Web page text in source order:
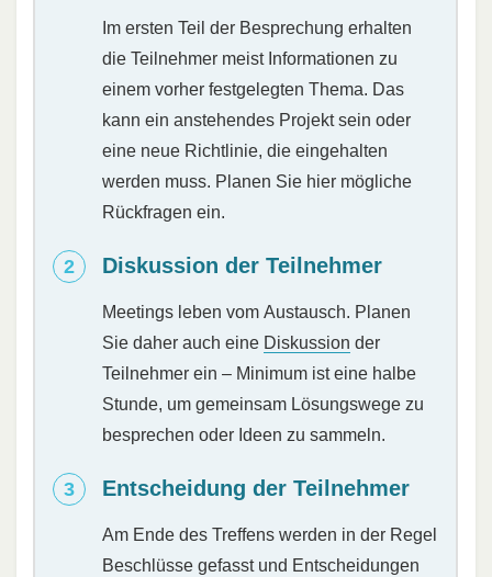
Im ersten Teil der Besprechung erhalten
die Teilnehmer meist Informationen zu
einem vorher festgelegten Thema. Das
kann ein anstehendes Projekt sein oder
eine neue Richtlinie, die eingehalten
werden muss. Planen Sie hier mögliche
Rückfragen ein.
Diskussion der Teilnehmer
Meetings leben vom Austausch. Planen
Sie daher auch eine Diskussion der
Teilnehmer ein – Minimum ist eine halbe
Stunde, um gemeinsam Lösungswege zu
besprechen oder Ideen zu sammeln.
Entscheidung der Teilnehmer
Am Ende des Treffens werden in der Regel
Beschlüsse gefasst und Entscheidungen